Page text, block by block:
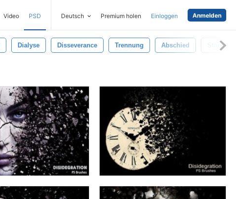
Video PSD Deutsch Premium holen Einloggen Anmelden
Dialyse Disseverance Trennung Abschied Störung